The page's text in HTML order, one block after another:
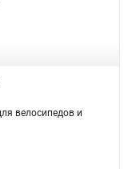
велосипедов и